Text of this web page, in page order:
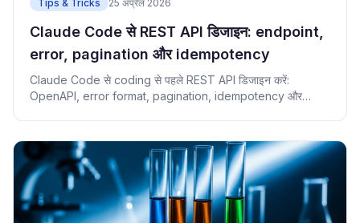
Tips & Tricks 25 अप्रैल 2026
Claude Code से REST API डिजाइन: endpoint,
error, pagination और idempotency
Claude Code से coding से पहले REST API डिजाइन करें:
OpenAPI, error format, pagination, idempotency और